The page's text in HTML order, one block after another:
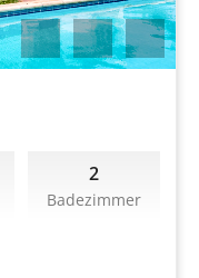
2
Badezimmer